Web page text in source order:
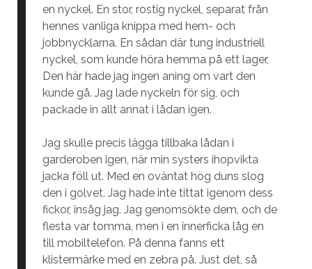
en nyckel. En stor, rostig nyckel, separat från
hennes vanliga knippa med hem- och
jobbnycklarna. En sådan där tung industriell
nyckel, som kunde höra hemma på ett lager,
Den här hade jag ingen aning om vart den
kunde gå. Jag lade nyckeln för sig, och
packade in allt annat i lådan igen.
Jag skulle precis lägga tillbaka lådan i
garderoben igen, när min systers ihopvikta
jacka föll ut. Med en oväntat hög duns slog
den i golvet. Jag hade inte tittat igenom dess
fickor, insåg jag. Jag genomsökte dem, och de
flesta var tomma, men i en innerficka låg en
till mobiltelefon. På denna fanns ett
klistermärke med en zebra på. Just det, så